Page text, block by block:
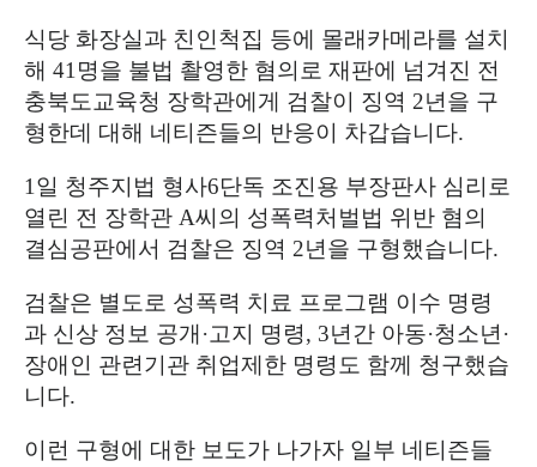
식당 화장실과 친인척집 등에 몰래카메라를 설치
해 41명을 불법 촬영한 혐의로 재판에 넘겨진 전
충북도교육청 장학관에게 검찰이 징역 2년을 구
형한데 대해 네티즌들의 반응이 차갑습니다.
1일 청주지법 형사6단독 조진용 부장판사 심리로
열린 전 장학관 A씨의 성폭력처벌법 위반 혐의
결심공판에서 검찰은 징역 2년을 구형했습니다.
검찰은 별도로 성폭력 치료 프로그램 이수 명령
과 신상 정보 공개 ·고지 명령, 3년간 아동·청소년 ·
장애인 관련기관 취업제한 명령도 함께 청구했습
니다.
이런 구형에 대한 보도가 나가자 일부 네티즌들